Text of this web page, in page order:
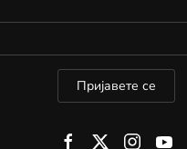
Пријавете се